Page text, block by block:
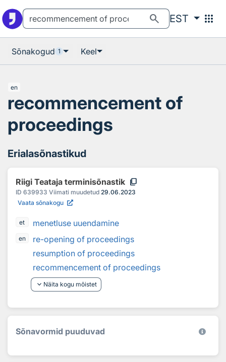
search EST apps
Sõnakogud 1 Keel
en
recommencement of
proceedings
Erialasõnastikud
Riigi Teataja terminisõnastik content_copy
ID 639933 Viimati muudetud 29.06.2023
Vaata sõnakogu
et menetluse uuendamine
en
re-opening of proceedings
resumption of proceedings
recommencement of proceedings
keyboard_arrow_down Näita kogu mõistet
Sõnavormid puuduvad